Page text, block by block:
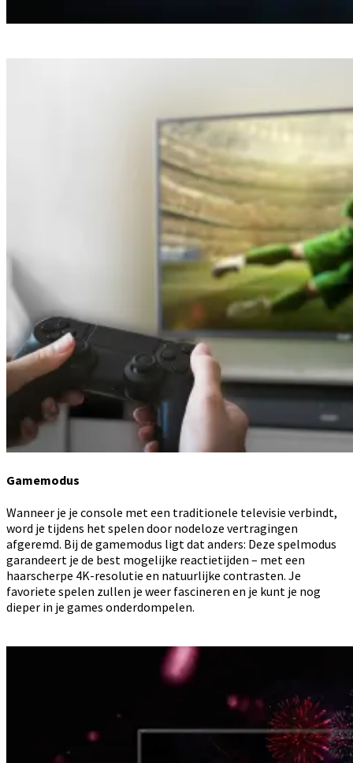
Gamemodus
Wanneer je je console met een traditionele televisie verbindt,
word je tijdens het spelen door nodeloze vertragingen
afgeremd. Bij de gamemodus ligt dat anders: Deze spelmodus
garandeert je de best mogelijke reactietijden – met een
haarscherpe 4K-resolutie en natuurlijke contrasten. Je
favoriete spelen zullen je weer fascineren en je kunt je nog
dieper in je games onderdompelen.